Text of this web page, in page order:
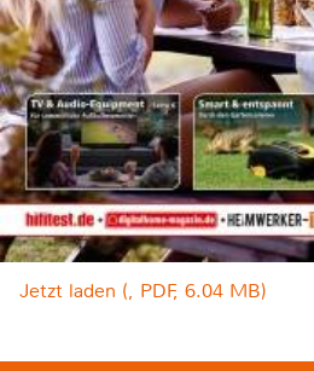
Jetzt laden (, PDF, 6.04 MB)